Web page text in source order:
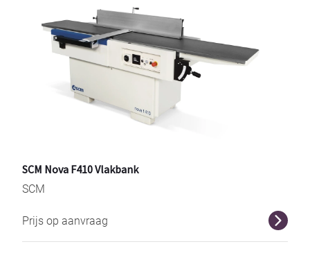
SCM Nova F410 Vlakbank
SCM
Prijs op aanvraag r